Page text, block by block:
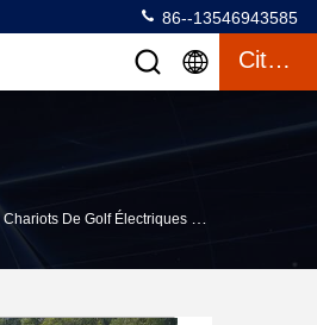
86--13546943585
Citation
Chariots De Golf Électriques Utilisés